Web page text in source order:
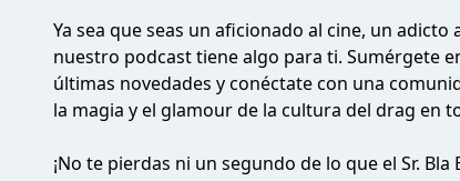
Ya sea que seas un aficionado al cine, un
nuestro podcast tiene algo para ti. Sumérgete
últimas novedades y conéctate con una
la magia y el glamour de la cultura del drag en
¡No te pierdas ni un segundo de lo que el Sr.